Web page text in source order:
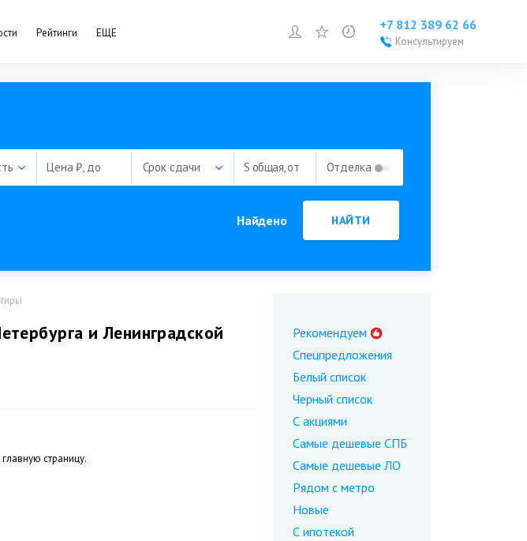
Рейтинги ЕЩЕ Войти или зарегистрироваться
зарегистрироваться
ИзбранноеПросмотренное
+7 812 389 62 66
Консультируем
Цена ₽, до Срок сдачи S общая, от Отделка
Найдено НАЙТИ
Рекомендуем
Спецпредложения
Белый список
Черный список
С акциями
Самые дешевые CПБ
Самые дешевые ЛО
Рядом с метро
Новые
С ипотекой
и Ленинградской
страницу.